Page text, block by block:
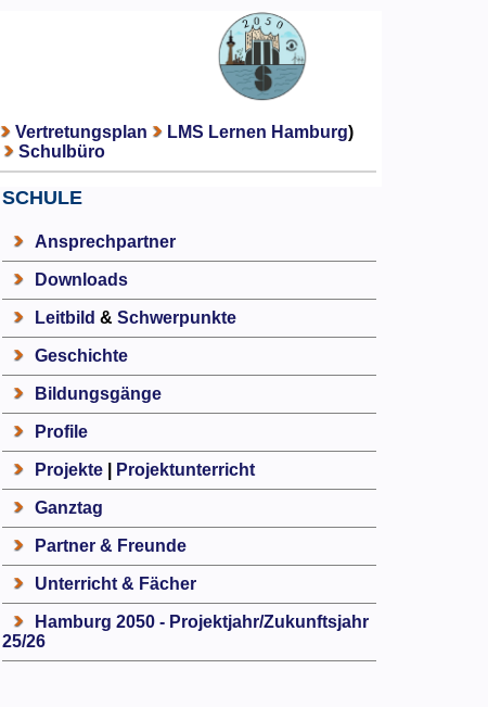
Vertretungsplan LMS Lernen Hamburg)
Schulbüro
SCHULE
Ansprechpartner
Downloads
Leitbild & Schwerpunkte
Geschichte
Bildungsgänge
Profile
Projekte| Projektunterricht
Ganztag
Partner & Freunde
Unterricht & Fächer
Hamburg 2050 - Projektjahr/Zukunftsjahr
25/26